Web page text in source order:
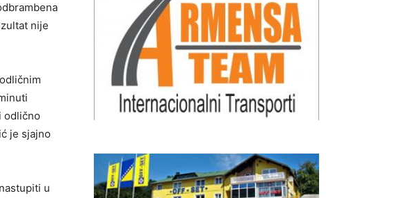
nije
odlično
je sjajno
u